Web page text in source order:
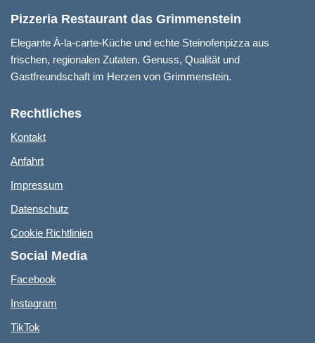
Pizzeria Restaurant das Grimmenstein
Elegante À-la-carte-Küche und echte Steinofenpizza aus
frischen, regionalen Zutaten. Genuss, Qualität und
Gastfreundschaft im Herzen von Grimmenstein.
Rechtliches
Kontakt
Anfahrt
Impressum
Datenschutz
Cookie Richtlinien
Social Media
Facebook
Instagram
TikTok